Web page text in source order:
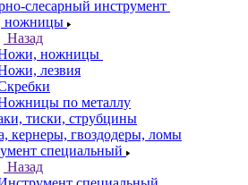
слесарный инструмент
ножницы
Назад
ножницы
лезвия
по металлу
тиски, струбцины
кернеры, гвоздодеры, ломы
специальный
Назад